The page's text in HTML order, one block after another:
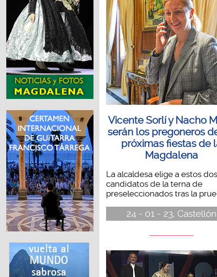
Vicente Sorlí y Nacho
serán los pregoneros
próximas fiestas de
Magdalena
La alcaldesa elige a estos dos
candidatos de la terna de
preseleccionados tras la
24 - 01 - 23, Castellón